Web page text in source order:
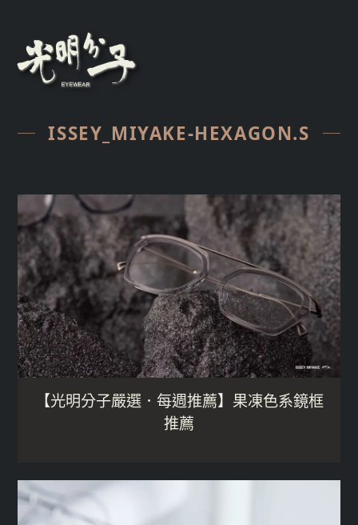
ISSEY_MIYAKE-HEXAGON.S
【光明分子嚴選．每週推薦】果凍色系鏡框
推薦